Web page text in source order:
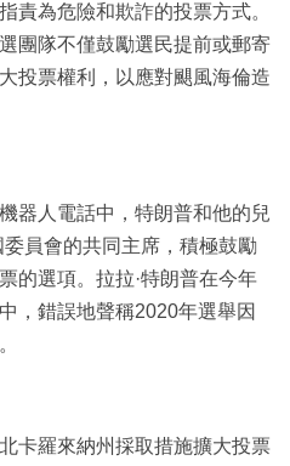
責為危險和欺詐的投票方式。
團隊不僅鼓勵選民提前或郵寄
投票權利，以應對颶風海倫造
器人電話中，特朗普和他的兒
員會的共同主席，積極鼓勵
的選項。拉拉·特朗普在今年
，錯誤地聲稱2020年選舉因
卡羅來納州採取措施擴大投票